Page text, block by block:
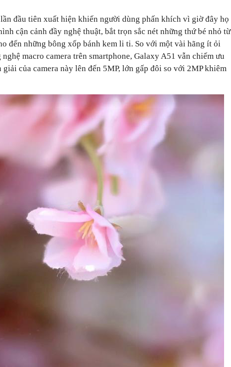
đầu tiên xuất hiện khiến người dùng phấn khích vì giờ đây họ
cận cảnh đầy nghệ thuật, bắt trọn sắc nét những thứ bé nhỏ từ
đến những bông xốp bánh kem li ti. So với một vài hãng ít ỏi
macro camera trên smartphone, Galaxy A51 vẫn chiếm ưu
của camera này lên đến 5MP, lớn gấp đôi so với 2MP khiêm